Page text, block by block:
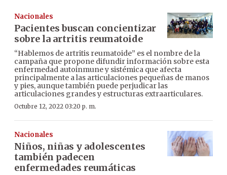
Nacionales
Pacientes buscan concientizar
sobre la artritis reumatoide
“Hablemos de artritis reumatoide” es el nombre de la
campaña que propone difundir información sobre esta
enfermedad autoinmune y sistémica que afecta
principalmente a las articulaciones pequeñas de manos
y pies, aunque también puede perjudicar las
articulaciones grandes y estructuras extraarticulares.
Octubre 12, 2022 03:20 p. m.
Nacionales
Niños, niñas y adolescentes
también padecen
enfermedades reumáticas